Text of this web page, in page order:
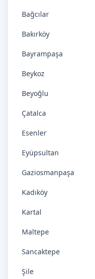
Bağcılar
Bakırköy
Bayrampaşa
Beykoz
Beyoğlu
Çatalca
Esenler
Eyüpsultan
Gaziosmanpaşa
Kadıköy
Kartal
Maltepe
Sancaktepe
Şile